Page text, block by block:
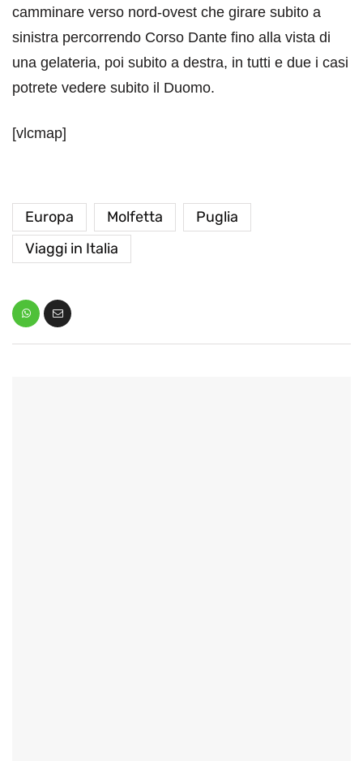
camminare verso nord-ovest che girare subito a
sinistra percorrendo Corso Dante fino alla vista di
una gelateria, poi subito a destra, in tutti e due i casi
potrete vedere subito il Duomo.
[vlcmap]
Europa Molfetta
Puglia
Viaggi in Italia